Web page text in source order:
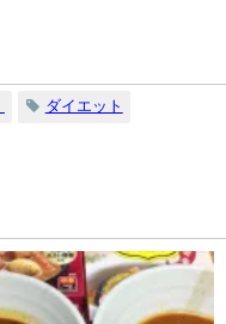
ダイエット